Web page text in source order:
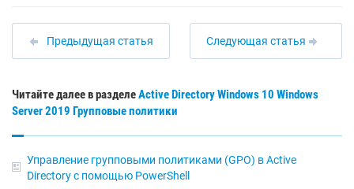
Предыдущая статья Следующая статья
Читайте далее в разделеActive DirectoryWindows 10 Windows
Server 2019 Групповые политики
Управление групповыми политиками (GPO) в Active
Directory с помощью PowerShell